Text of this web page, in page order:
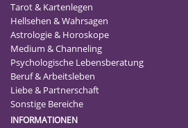
Tarot & Kartenlegen
Hellsehen & Wahrsagen
Astrologie & Horoskope
Medium & Channeling
Psychologische Lebensberatung
Beruf & Arbeitsleben
Liebe & Partnerschaft
Sonstige Bereiche
INFORMATIONEN